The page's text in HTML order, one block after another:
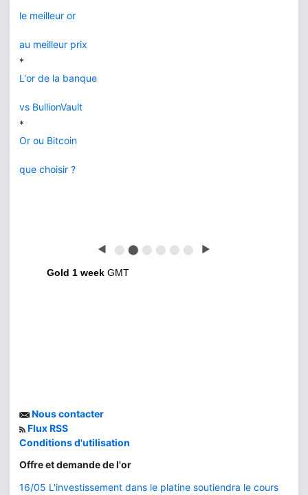
le meilleur or
au meilleur prix
*
L'or de la banque
vs BullionVault
*
Or ou Bitcoin
que choisir ?
◀ ⬤ ⬤ ⬤ ⬤ ⬤ ⬤ ▶
Gold 1 week GMT
Nous contacter
Flux RSS
Conditions d'utilisation
Offre et demande de l'or
16/05 L'investissement dans le platine soutiendra le cours